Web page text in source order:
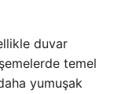
duvar
temel
yumuşak